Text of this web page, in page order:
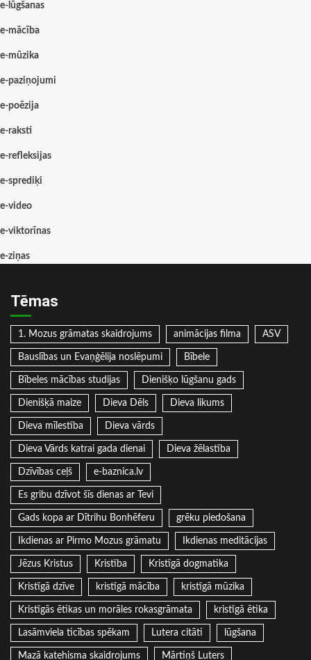
e-lūgšanas
e-mācība
e-mūzika
e-paziņojumi
e-poēzija
e-raksti
e-refleksijas
e-sprediķi
e-video
e-viktorīnas
e-ziņas
Tēmas
1. Mozus grāmatas skaidrojums animācijas filma ASV
Bauslības un Evaņģēlija noslēpumi Bībele
Bībeles mācības studijas Dienišķo lūgšanu gads
Dienišķā maize Dieva Dēls Dieva likums
Dieva mīlestība Dieva vārds
Dieva Vārds katrai gada dienai Dieva žēlastība
Dzīvības ceļš e-baznica.lv
Es gribu dzīvot šīs dienas ar Tevi
Gads kopa ar Dītrihu Bonhēferu grēku piedošana
Ikdienas ar Pirmo Mozus grāmatu Ikdienas meditācijas
Jēzus Kristus Kristība Kristīgā dogmatika
Kristīgā dzīve kristīgā mācība kristīgā mūzika
Kristīgās ētikas un morāles rokasgrāmata kristīgā ētika
Lasāmviela ticības spēkam Lutera citāti lūgšana
Mazā katehisma skaidrojums Mārtiņš Luters